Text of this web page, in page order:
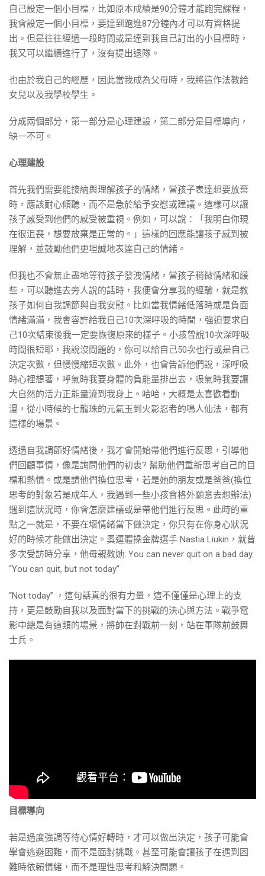
自己設定一個小目標，比如原本成績是90分鐘才能跑完課程，
我會設定一個小目標，要達到跑進87分鐘內才可以有資格提
出。但是往往經過一段時間或是達到我自己訂出的小目標時，
我又可以繼續進行了，沒有提出退隊。
也由於我自己的經歷，因此當我成為父母時，我將這作法教給
女兒以及我學校學生。
分成兩個部分，第一部分是心理建設，第二部分是目標導向，
缺一不可。
心理建設
首先我們需要能接納與理解孩子的情緒，當孩子表達想要放棄
時，應該耐心傾聽，而不是急於給予安慰或建議。這樣可以讓
孩子感受到他們的感受被重視。例如，可以說：「我明白你現
在很沮喪，想要放棄是正常的。」這樣的回應能讓孩子感到被
理解，並鼓勵他們更坦誠地表達自己的情緒。
但我也不會無止盡地等待孩子發洩情緒，當孩子稍微情緒和緩
些，可以聽進去旁人說的話時，我便會分享我的經驗，就是教
孩子如何自我調節與自我安慰。比如當我情緒低落時或是負面
情緒滿滿，我會容許給我自己10次深呼吸的時間，強迫要求自
己10次結束後我一定要恢復原來的樣子。小孩曾說10次深呼吸
時間很短耶，我說沒問題的，你可以給自己50次也行或是自己
決定次數，但慢慢縮短次數。此外，也會告訴他們說，深呼吸
時心裡想著，呼氣時我要身體的負能量排出去，吸氣時我要讓
大自然的活力正能量流到我身上。哈哈，大概是太喜歡看動
漫，從小時候的七龍珠的元氣玉到火影忍者的鳴人仙法，都有
這樣的場景。
透過自我調節好情緒後，我才會開始帶他們進行反思，引導他
們回顧事情，像是詢問他們的初衷? 幫助他們重新思考自己的目
標和熱情。或是請他們換位思考，若是她的朋友或是爸爸(換位
思考的對象若是成年人，我遇到一些小孩會格外願意去想辦法)
遇到這狀況時，你會怎麼建議或是帶他們進行反思。此時的重
點之一就是，不要在壞情緒當下做決定，你只有在你身心狀況
好的時候才能做出決定。奧運體操金牌選手 Nastia Liukin，就曾
多次受訪時分享，他母親教她: You can never quit on a bad day.
“You can quit, but not today”
“Not today” ，這句話真的很有力量，這不僅僅是心理上的支
持，更是鼓勵自我以及面對當下的挑戰的決心與方法。戰爭電
影中總是有這類的場景，將帥在對戰前一刻，站在軍隊前鼓舞
士兵。
目標導向
若是過度強調等待心情好轉時，才可以做出決定，孩子可能會
學會逃避困難，而不是面對挑戰。甚至可能會讓孩子在遇到困
難時依賴情緒，而不是理性思考和解決問題。